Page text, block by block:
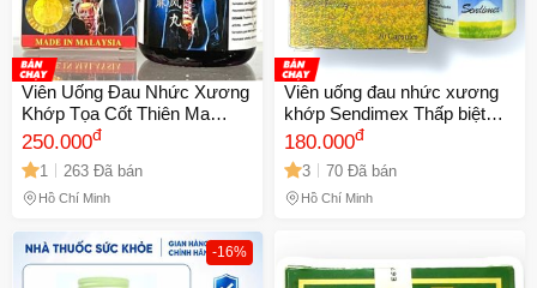
Viên Uống Đau Nhức Xương
Khớp Tọa Cốt Thiên Ma
Thống Phong Hoàn - Giải
Pháp Từ Thiên Nhiên Xuất
Xứ Malaysia, Hộp 30 Viên -
Mã 2077
250.000đ
1 263 Đã bán
Hồ Chí Minh
Viên uống đau nhức xương
khớp Sendimex Thấp biệt
hoàn - Hỗ Trợ Giảm Đau và
Phục Hồi Sức Khỏe Xương
Khớp - Hộp 20 Viên Xuất Xứ
Malaysia - Mã 1290
180.000đ
3 70 Đã bán
Hồ Chí Minh
-16%